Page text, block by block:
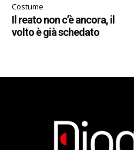
Costume
Il reato non c’è ancora, il
volto è già schedato